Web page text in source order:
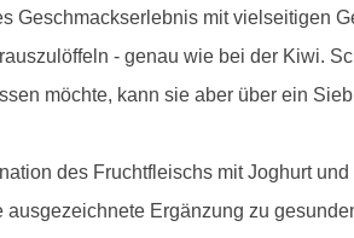
Geschmackserlebnis mit vielseitigen
- genau wie bei der Kiwi.
möchte, kann sie aber über ein
des Fruchtfleischs mit Joghurt
Ergänzung zu